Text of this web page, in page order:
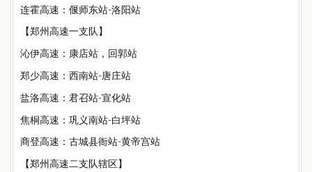
连霍高速：偃师东站-洛阳站
【郑州高速一支队】
沁伊高速：康店站，回郭站
郑少高速：西南站-唐庄站
盐洛高速：君召站-宣化站
焦桐高速：巩义南站-白坪站
商登高速：古城县衙站-黄帝宫站
【郑州高速二支队辖区】